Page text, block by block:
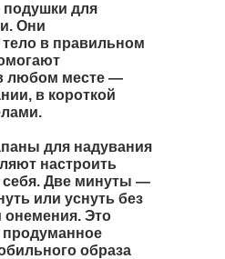
подушки для
Они
в правильном
любом месте —
в короткой
для надувания
настроить
себя. Две минуты —
или уснуть без
онемения. Это
продуманное
образа